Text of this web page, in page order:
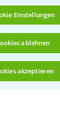
(noch 4)
Einstellungen
ablehnen
akzeptieren